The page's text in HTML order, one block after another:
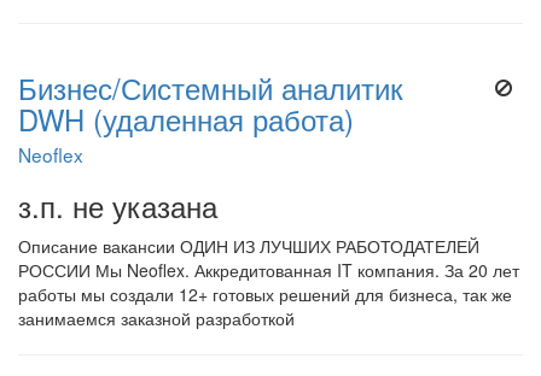
Бизнес/Системный аналитик
DWH (удаленная работа)
Neoflex
з.п. не указана
Описание вакансии ОДИН ИЗ ЛУЧШИХ РАБОТОДАТЕЛЕЙ
РОССИИ Мы Neoflex. Аккредитованная IT компания. За 20 лет
работы мы создали 12+ готовых решений для бизнеса, так же
занимаемся заказной разработкой